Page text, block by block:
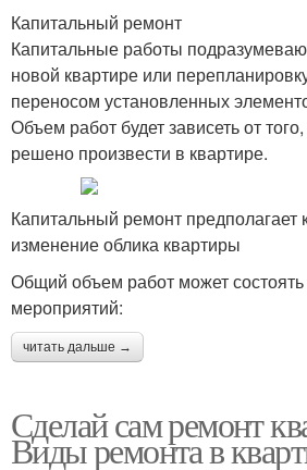
Капитальный ремонт
Капитальные работы
новой квартире или
переносом установленных
Объем работ будет зависеть от
решено произвести в квартире.
Капитальный ремонт предполагает
изменение облика квартиры
Общий объем работ может
мероприятий:
читать дальше →
Сделай сам ремонт
Виды ремонта в